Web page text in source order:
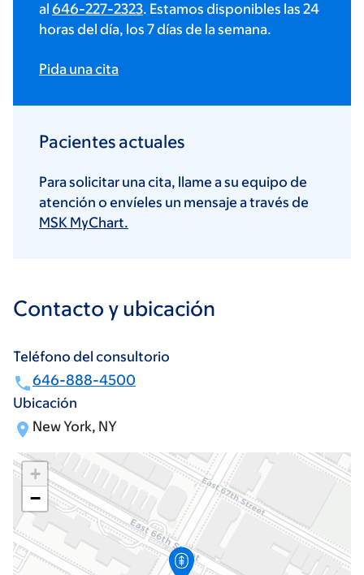
al 646-227-2323. Estamos disponibles las 24
horas del día, los 7 días de la semana.
Pida una cita
Pacientes actuales
Para solicitar una cita, llame a su equipo de
atención o envíeles un mensaje a través de
MSK MyChart.
Contacto y ubicación
Teléfono del consultorio
646-888-4500
Ubicación
New York, NY
+
−